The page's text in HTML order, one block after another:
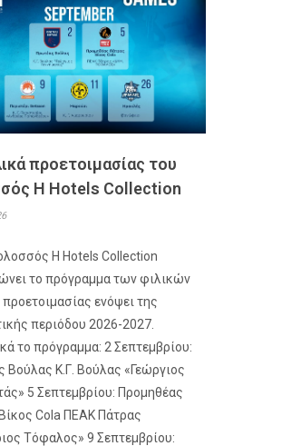
προετοιμασίας του
H Hotels Collection
H Hotels Collection
το πρόγραμμα των φιλικών
ενόψει της
περιόδου 2026-2027.
το πρόγραμμα: 2 Σεπτεμβρίου:
Βούλας Κ.Γ. Βούλας «Γεώργιος
5 Σεπτεμβρίου: Προμηθέας
Cola ΠΕΑΚ Πάτρας
Τόφαλος» 9 Σεπτεμβρίου: